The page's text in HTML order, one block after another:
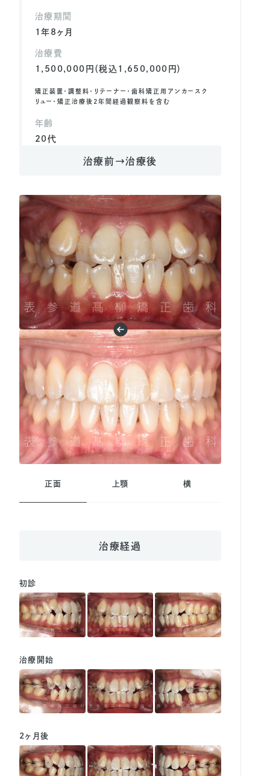
治療期間
1年8ヶ月
治療費
1,500,000円（税込1,650,000円）
矯正装置・調整料・リテーナー・歯科矯正用アンカースク
リュー・矯正治療後2年間経過観察料を含む
年齢
20代
治療前→治療後
正面 上顎 横
治療経過
初診
治療開始
2ヶ月後